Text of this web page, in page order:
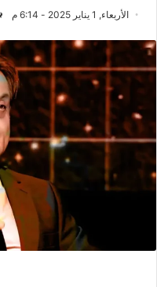
الأربعاء, 1 يناير 2025 - 6:14 م